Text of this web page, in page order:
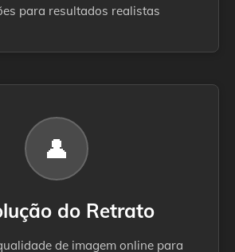
para resultados realistas
👤
do Retrato
de imagem online para